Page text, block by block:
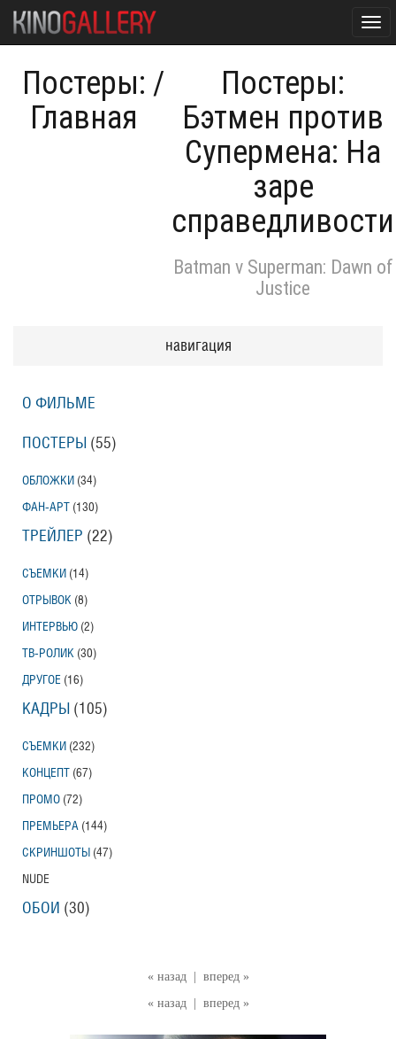
Постеры:
Главная
/
Постеры:
Бэтмен против
Супермена: На
заре
справедливости
Batman v Superman: Dawn of
Justice
« назад
вперед »
« назад
вперед »
навигация
О ФИЛЬМЕ
ПОСТЕРЫ (55)
ОБЛОЖКИ (34)
ФАН-АРТ (130)
ТРЕЙЛЕР (22)
СЪЕМКИ (14)
ОТРЫВОК (8)
ИНТЕРВЬЮ (2)
ТВ-РОЛИК (30)
ДРУГОЕ (16)
КАДРЫ (105)
СЪЕМКИ (232)
КОНЦЕПТ (67)
ПРОМО (72)
ПРЕМЬЕРА (144)
СКРИНШОТЫ (47)
NUDE
ОБОИ (30)